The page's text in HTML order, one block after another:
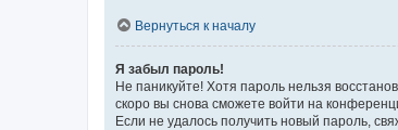
Вернуться к началу
Я забыл пароль!
Не паникуйте! Хотя пароль нельзя
скоро вы снова сможете войти на
Если не удалось получить новый пароль,